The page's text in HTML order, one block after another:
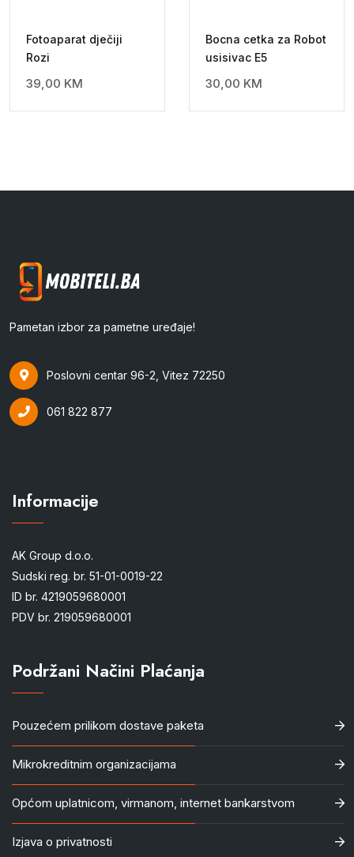
Fotoaparat dječiji
Rozi
39,00 KM
Bocna cetka za Robot
usisivac E5
30,00 KM
Pametan izbor za pametne uređaje!
Poslovni centar 96-2, Vitez 72250
061 822 877
Informacije
AK Group d.o.o.
Sudski reg. br. 51-01-0019-22
ID br. 4219059680001
PDV br. 219059680001
Podržani Načini Plaćanja
Pouzećem prilikom dostave paketa
Mikrokreditnim organizacijama
Općom uplatnicom, virmanom, internet bankarstvom
Izjava o privatnosti